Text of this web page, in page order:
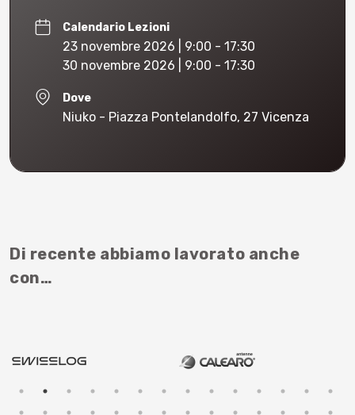
Calendario Lezioni
23 novembre 2026 | 9:00 - 17:30
30 novembre 2026 | 9:00 - 17:30
Dove
Niuko - Piazza Pontelandolfo, 27 Vicenza
Di recente abbiamo lavorato anche
con…